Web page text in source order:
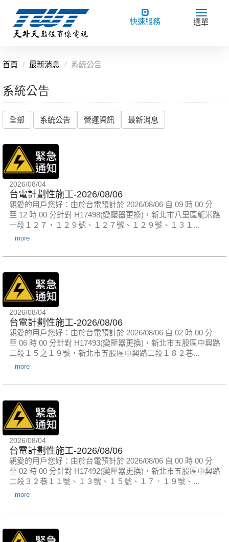
Toggle
navigation
快速服務
Toggle
選單
首頁 最新消息 系統公告
系統公告
全部 系統公告 營運資訊 最新消息
2026/08/04
台電計劃性施工-2026/08/06
親愛的用戶您好：由於台電預計於 2026/08/06 自 09 時 00 分
至 12 時 00 分針對 H17498(變壓器更換)，新北市八里區龍米路
一段１２７‧１２９號、１２７號、１２９號、１３１...
more
2026/08/04
台電計劃性施工-2026/08/06
親愛的用戶您好：由於台電預計於 2026/08/06 自 02 時 00 分
至 06 時 00 分針對 H17493(變壓器更換)，新北市五股區中興路
二段１５之１９號，新北市五股區中興路二段１８２巷...
more
2026/08/04
台電計劃性施工-2026/08/06
親愛的用戶您好：由於台電預計於 2026/08/06 自 00 時 00 分
至 02 時 00 分針對 H17492(變壓器更換)，新北市五股區中興路
二段３２巷１１號、１３號、１５號、１７．１９號、...
more